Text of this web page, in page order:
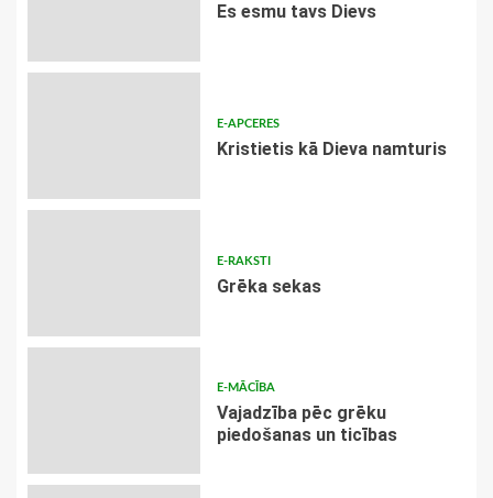
Es esmu tavs Dievs
E-APCERES
Kristietis kā Dieva namturis
E-RAKSTI
Grēka sekas
E-MĀCĪBA
Vajadzība pēc grēku
piedošanas un ticības